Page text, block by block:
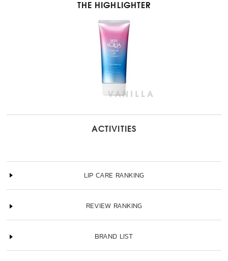
THE HIGHLIGHTER
ACTIVITIES
LIP CARE RANKING
REVIEW RANKING
BRAND LIST